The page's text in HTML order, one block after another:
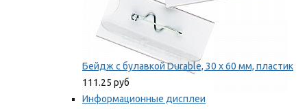
Бейдж с булавкой Durable, 30 х 60 мм, пластик
111.25 руб
Информационные дисплеи